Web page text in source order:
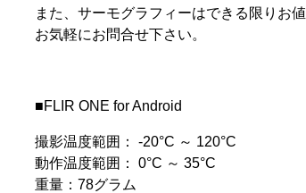
また、サーモグラフィーはできる限りお
お気軽にお問合せ下さい。
■FLIR ONE for Android
撮影温度範囲： -20°C ～ 120°C
動作温度範囲： 0°C ～ 35°C
重量：78グラム